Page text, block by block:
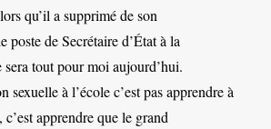
qu’il a supprimé de son
poste de Secrétaire d’État à la
tout pour moi aujourd’hui.
sexuelle à l’école c’est pas apprendre à
c’est apprendre que le grand